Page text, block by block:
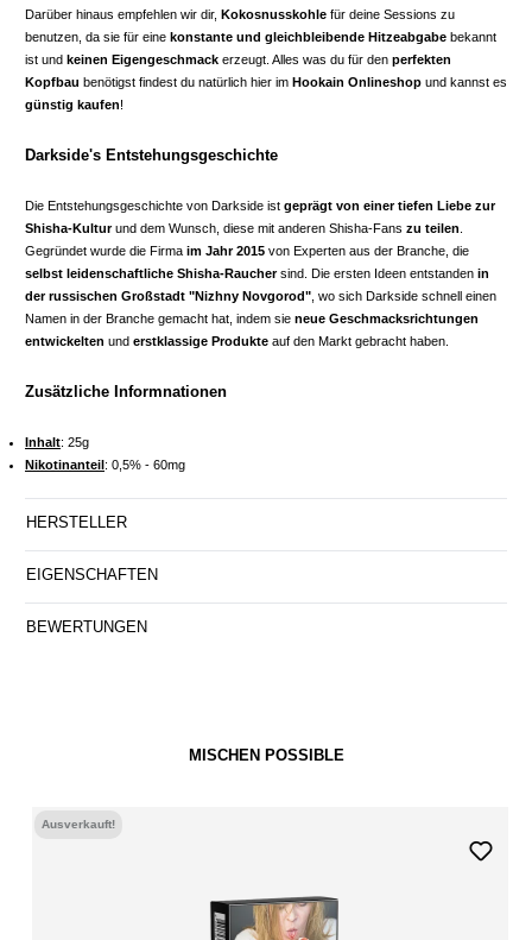
Darüber hinaus empfehlen wir dir, Kokosnusskohle für deine Sessions zu
benutzen, da sie für eine konstante und gleichbleibende Hitzeabgabe bekannt
ist und keinen Eigengeschmack erzeugt. Alles was du für den perfekten
Kopfbau benötigst findest du natürlich hier im Hookain Onlineshop und kannst es
günstig kaufen!
Darkside's Entstehungsgeschichte
Die Entstehungsgeschichte von Darkside ist geprägt von einer tiefen Liebe zur
Shisha-Kulturund dem Wunsch, diese mit anderen Shisha-Fans zu teilen
Gegründet wurde die Firma im Jahr 2015 von Experten aus der Branche, die
selbst leidenschaftliche Shisha-Rauchersind. Die ersten Ideen entstanden in
der russischen Großstadt "Nizhny Novgorod" , wo sich Darkside schnell einen
Namen in der Branche gemacht hat, indem sie neue Geschmacksrichtungen
entwickelten und erstklassige Produkte auf den Markt gebracht haben.
Zusätzliche Informnationen
Inhalt: 25g
Nikotinanteil: 0,5% - 60mg
HERSTELLER
EIGENSCHAFTEN
BEWERTUNGEN
MISCHEN POSSIBLE
Ausverkauft!